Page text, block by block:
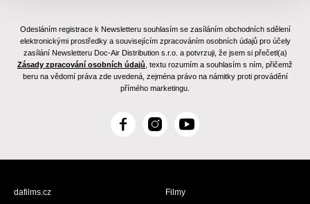
Odesláním registrace k Newsletteru souhlasím se zasíláním obchodních sdělení
elektronickými prostředky a souvisejícím zpracováním osobních údajů pro účely
zasílání Newsletteru Doc-Air Distribution s.r.o. a potvrzuji, že jsem si přečetl(a)
Zásady zpracování osobních údajů , textu rozumím a souhlasím s ním, přičemž
beru na vědomí práva zde uvedená, zejména právo na námitky proti provádění
přímého marketingu.
F
c
I
s
Y
u
dafilms.cz
Filmy